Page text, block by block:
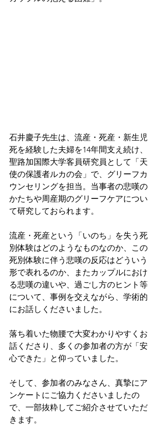
石井慶子先生は、流産・死産・新生児
死を経験した夫婦を14年間支え続け、
聖路加国際大学客員研究員として「天
使の保護者ルカの会」で、グリーフカ
ウンセリングを担当。当事者の悲嘆の
かたちや周産期のグリーフケアについ
て研究しておられます。
流産・死産という「いのち」を失う死
別体験はどのようなものなのか、この
死別体験に伴う悲嘆の反応はどういう
形で表れるのか、またカップルにおけ
る悲嘆の違いや、過ごし方のヒント等
について、事例を交えながら、学術的
にお話しくださいました。
落ち着いた物腰で大変わかりやすくお
話くださり、多くの参加者の方が「安
心できた」と仰っていました。
そして、参加者のみなさん、真摯にア
ンケートにご協力くださいましたの
で、一部抜粋してご紹介させていただ
きます。